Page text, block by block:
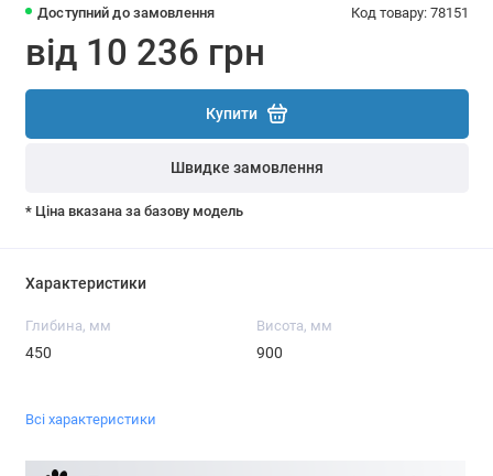
Доступний до замовлення Код товару: 78151
від 10 236 грн
Купити
Швидке замовлення
* Ціна вказана за базову модель
Характеристики
Глибина, мм
450
Висота, мм
900
Всі характеристики